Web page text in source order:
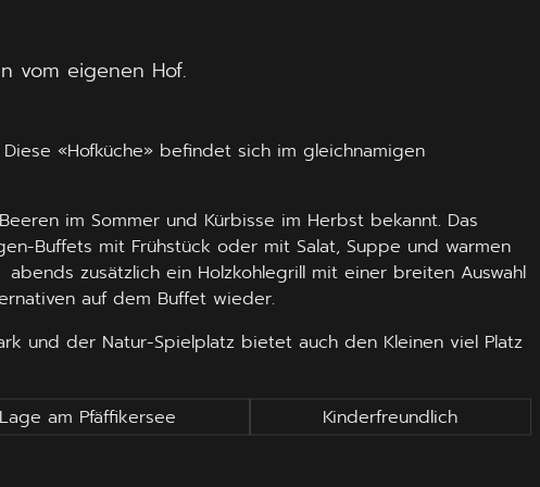
vom eigenen Hof.
«Hofküche» befindet sich im gleichnamigen
im Sommer und Kürbisse im Herbst bekannt. Das
Buffets mit Frühstück oder mit Salat, Suppe und warmen
zusätzlich ein Holzkohlegrill mit einer breiten Auswahl
auf dem Buffet wieder.
und der Natur-Spielplatz bietet auch den Kleinen viel Platz
am Pfäffikersee Kinderfreundlich